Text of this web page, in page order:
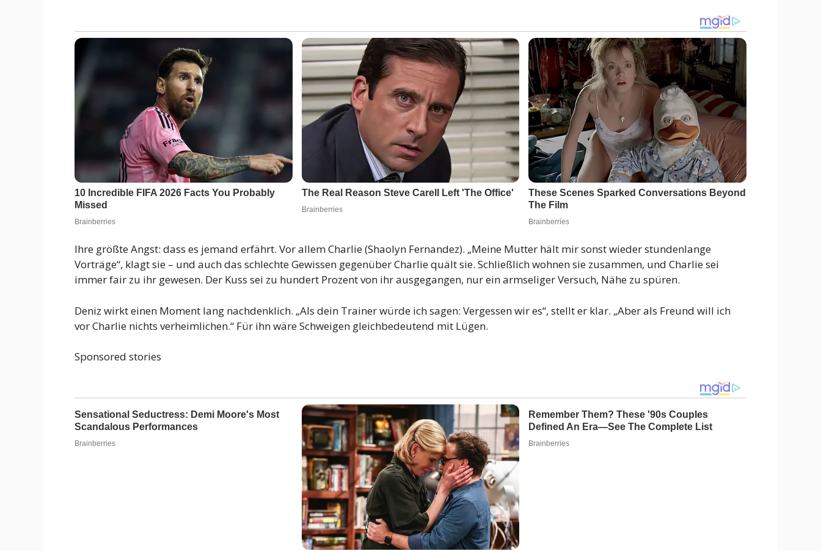
Ihre größte Angst: dass es jemand erfährt. Vor allem Charlie (Shaolyn Fernandez). „Meine Mutter hält mir sonst wieder stundenlange
Vorträge“, klagt sie – und auch das schlechte Gewissen gegenüber Charlie quält sie. Schließlich wohnen sie zusammen, und Charlie sei
immer fair zu ihr gewesen. Der Kuss sei zu hundert Prozent von ihr ausgegangen, nur ein armseliger Versuch, Nähe zu spüren.
Deniz wirkt einen Moment lang nachdenklich. „Als dein Trainer würde ich sagen: Vergessen wir es“, stellt er klar. „Aber als Freund will ich
vor Charlie nichts verheimlichen.“ Für ihn wäre Schweigen gleichbedeutend mit Lügen.
Sponsored stories